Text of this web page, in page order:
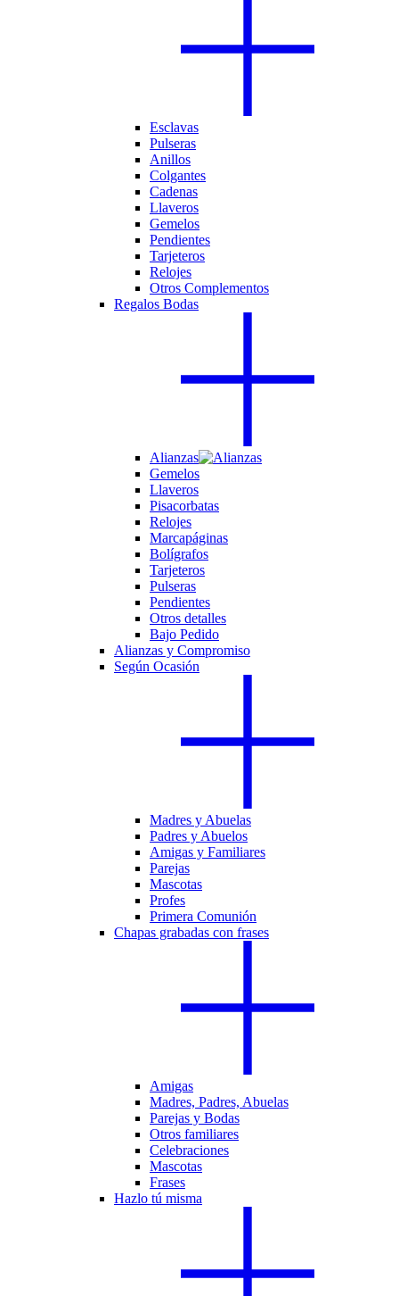
Esclavas
Pulseras
Anillos
Colgantes
Cadenas
Llaveros
Gemelos
Pendientes
Tarjeteros
Relojes
Otros Complementos
Regalos Bodas
Alianzas
Gemelos
Llaveros
Pisacorbatas
Relojes
Marcapáginas
Bolígrafos
Tarjeteros
Pulseras
Pendientes
Otros detalles
Bajo Pedido
Alianzas y Compromiso
Según Ocasión
Madres y Abuelas
Padres y Abuelos
Amigas y Familiares
Parejas
Mascotas
Profes
Primera Comunión
Chapas grabadas con frases
Amigas
Madres, Padres, Abuelas
Parejas y Bodas
Otros familiares
Celebraciones
Mascotas
Frases
Hazlo tú misma